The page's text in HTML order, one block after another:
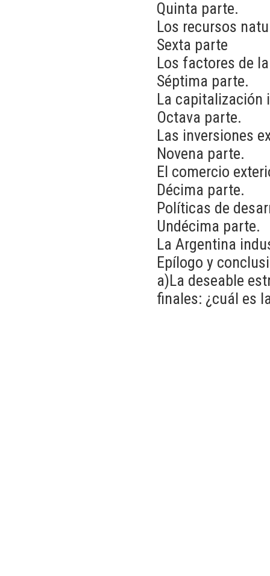
Quinta parte.
Los recursos
Sexta parte
Los factores de
Séptima parte.
La capitalización
Octava parte.
Las inversiones
Novena parte.
El comercio
Décima parte.
Políticas de
Undécima parte.
La Argentina
Epílogo y
a)La deseable
finales: ¿cuál es